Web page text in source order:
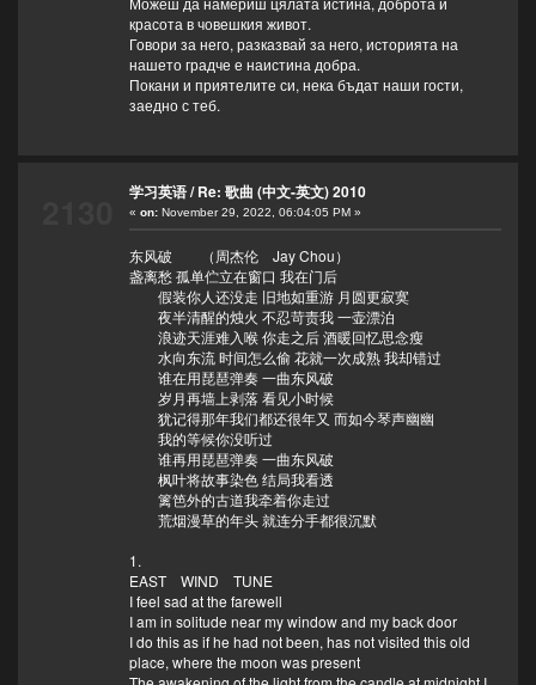
красота в човешкия живот.
Говори за него, разказвай за него, историята на
нашето градче е наистина добра.
Покани и приятелите си, нека бъдат наши гости,
заедно с теб.
学习英语/Re: 歌曲 (中文-英文) 2010
« on:November 29, 2022, 06:04:05 PM »
东风破 （周杰伦 Jay Chou）
盏离愁 孤单伫立在窗口 我在门后
假装你人还没走 旧地如重游 月圆更寂寞
夜半清醒的烛火 不忍苛责我 一壶漂泊
浪迹天涯难入喉 你走之后 酒暖回忆思念瘦
水向东流 时间怎么偷 花就一次成熟 我却错过
谁在用琵琶弹奏 一曲东风破
岁月再墙上剥落 看见小时候
犹记得那年我们都还很年又 而如今琴声幽幽
我的等候你没听过
谁再用琵琶弹奏 一曲东风破
枫叶将故事染色 结局我看透
篱笆外的古道我牵着你走过
荒烟漫草的年头 就连分手都很沉默
1.
EAST WIND TUNE
I feel sad at the farewell
I am in solitude near my window and my back door
I do this as if he had not been, has not visited this old
place, where the moon was present